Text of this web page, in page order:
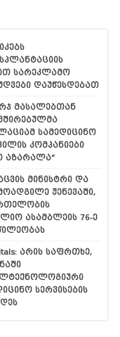
სარეკლამო
დაუწესდებათ
მასალებთან
სამედიცინო
კომპანიები
აზარალა“
მინისტრი და
ჟენევაში,
ასამბლეის 76-ე
არის საფრთხე,
სერვისების